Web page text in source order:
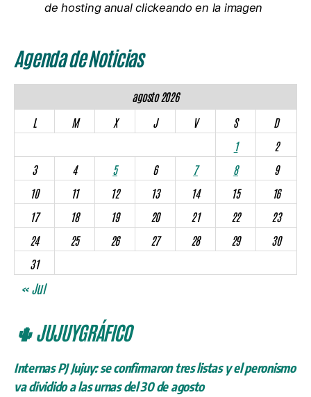
de hosting anual clickeando en la imagen
Agenda de Noticias
agosto 2026
L
M X J V S
D
1
2
3
4 5 6 7 8
9
10
11 12 13 14 15
16
17
18 19 20 21 22
23
24
25 26 27 28 29
30
31
« Jul
🌵 JUJUYGRÁFICO
Internas PJ Jujuy: se confirmaron tres listas y el peronismo
va dividido a las urnas del 30 de agosto